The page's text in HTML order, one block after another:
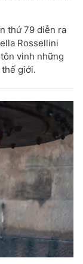
thứ 79 diễn ra
Rossellini
vinh những
giới.